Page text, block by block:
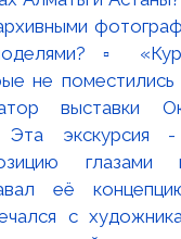
▫️
не поместились
выставки
Эта экскурсия
глазами
её
с